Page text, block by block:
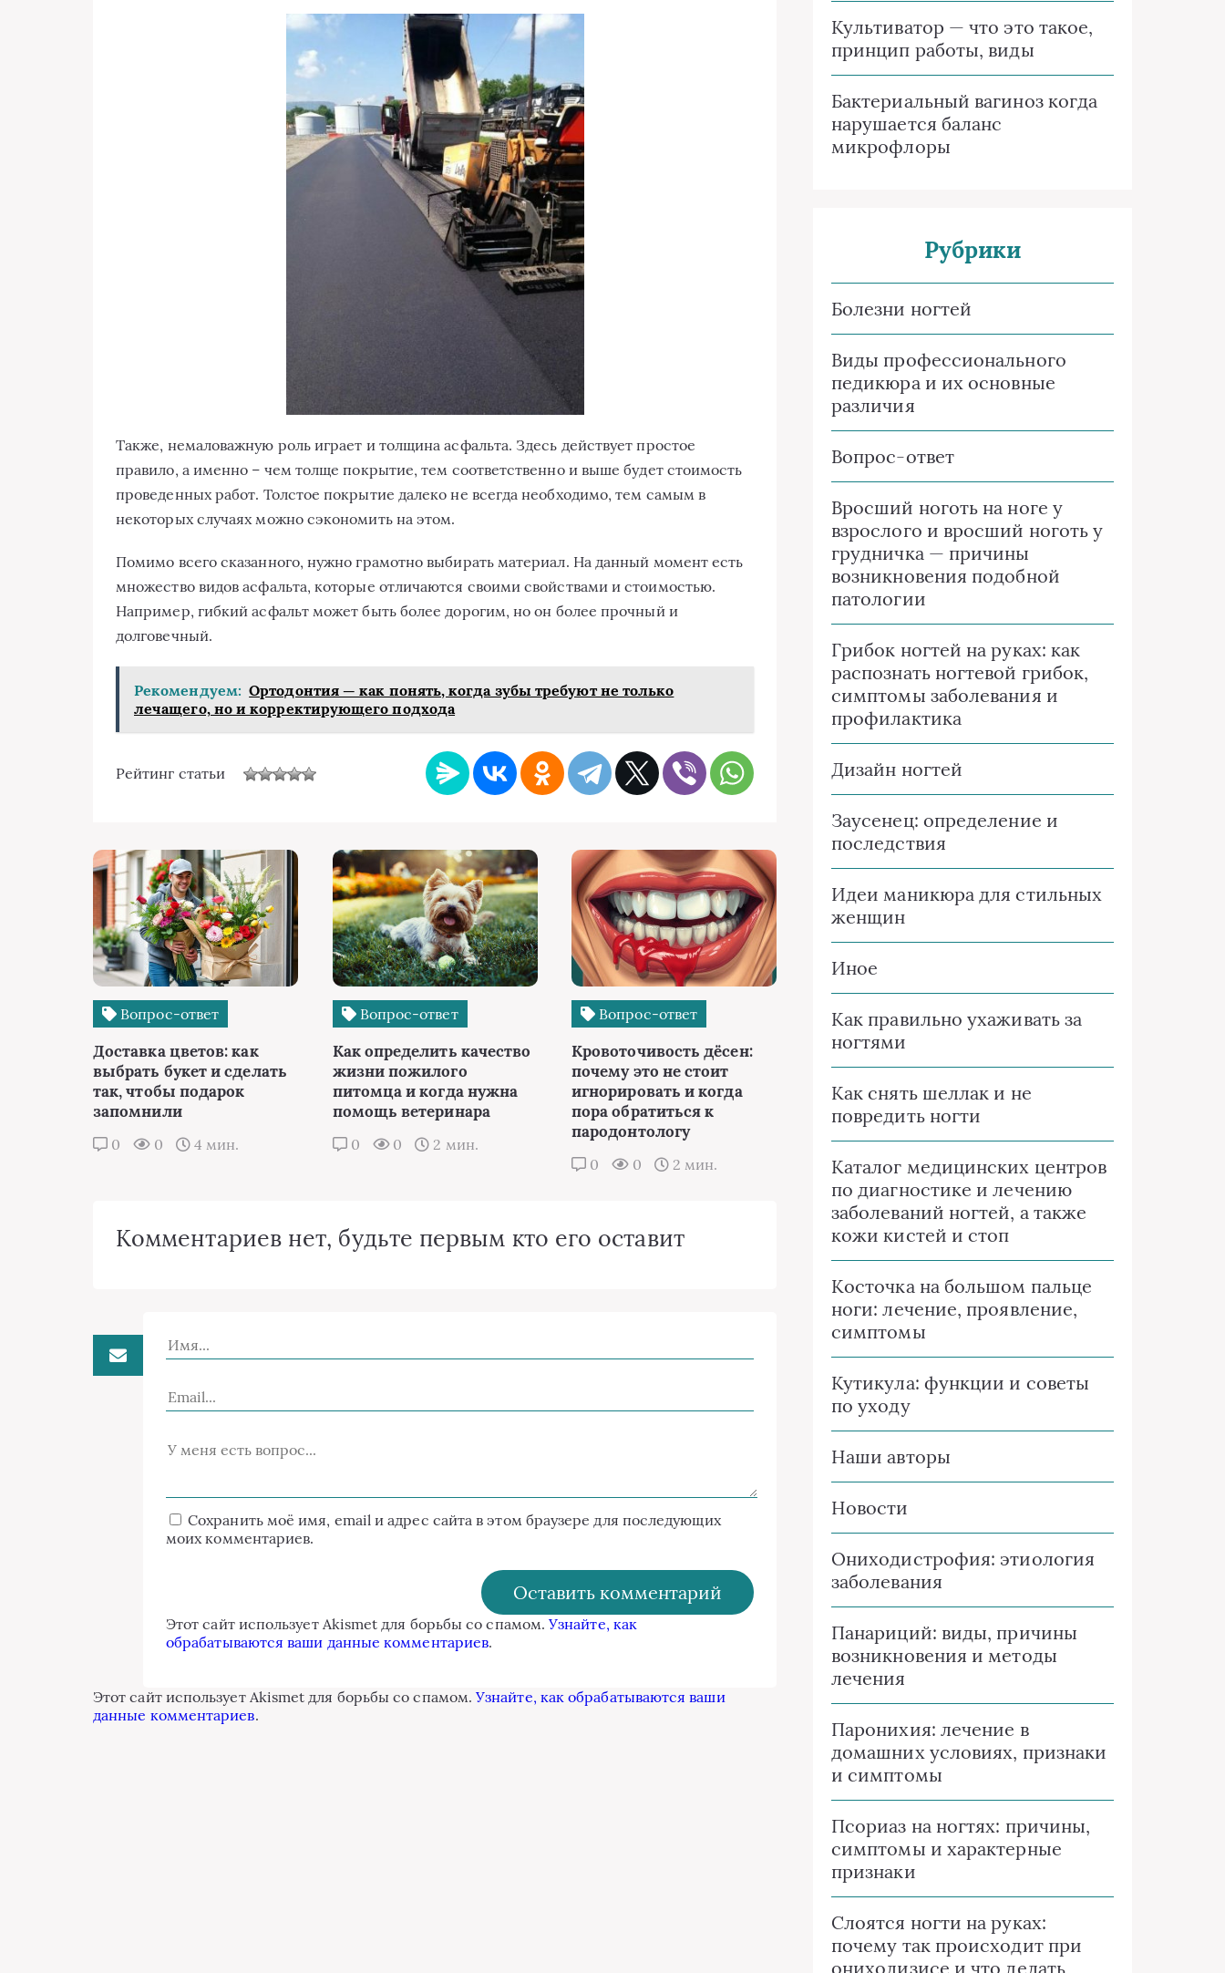
Также, немаловажную роль играет и толщина асфальта. Здесь действует простое
правило, а именно – чем толще покрытие, тем соответственно и выше будет стоимость
проведенных работ. Толстое покрытие далеко не всегда необходимо, тем самым в
некоторых случаях можно сэкономить на этом.
Помимо всего сказанного, нужно грамотно выбирать материал. На данный момент есть
множество видов асфальта, которые отличаются своими свойствами и стоимостью.
Например, гибкий асфальт может быть более дорогим, но он более прочный и
долговечный.
Рекомендуем: Ортодонтия — как понять, когда зубы требуют не только
лечащего, но и корректирующего подхода
Рейтинг статьи
Вопрос-ответ
Доставка цветов: как
выбрать букет и сделать
так, чтобы подарок
запомнили
0 0 4 мин.
Вопрос-ответ
Как определить качество
жизни пожилого
питомца и когда нужна
помощь ветеринара
0 0 2 мин.
Вопрос-ответ
Кровоточивость дёсен:
почему это не стоит
игнорировать и когда
пора обратиться к
пародонтологу
0 0 2 мин.
Комментариев нет, будьте первым кто его оставит
Сохранить моё имя, email и адрес сайта в этом браузере для последующих
моих комментариев.
Этот сайт использует Akismet для борьбы со спамом.Узнайте, как
обрабатываются ваши данные комментариев.
Этот сайт использует Akismet для борьбы со спамом.Узнайте, как обрабатываются ваши
данные комментариев.
Культиватор — что это такое,
принцип работы, виды
Бактериальный вагиноз когда
нарушается баланс
микрофлоры
Рубрики
Болезни ногтей
Виды профессионального
педикюра и их основные
различия
Вопрос-ответ
Вросший ноготь на ноге у
взрослого и вросший ноготь у
грудничка — причины
возникновения подобной
патологии
Грибок ногтей на руках: как
распознать ногтевой грибок,
симптомы заболевания и
профилактика
Дизайн ногтей
Заусенец: определение и
последствия
Идеи маникюра для стильных
женщин
Иное
Как правильно ухаживать за
ногтями
Как снять шеллак и не
повредить ногти
Каталог медицинских центров
по диагностике и лечению
заболеваний ногтей, а также
кожи кистей и стоп
Косточка на большом пальце
ноги: лечение, проявление,
симптомы
Кутикула: функции и советы
по уходу
Наши авторы
Новости
Ониходистрофия: этиология
заболевания
Панариций: виды, причины
возникновения и методы
лечения
Паронихия: лечение в
домашних условиях, признаки
и симптомы
Псориаз на ногтях: причины,
симптомы и характерные
признаки
Слоятся ногти на руках:
почему так происходит при
онихолизисе и что делать